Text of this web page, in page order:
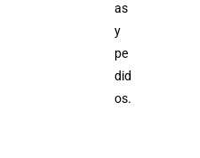
as
y
pe
did
os.